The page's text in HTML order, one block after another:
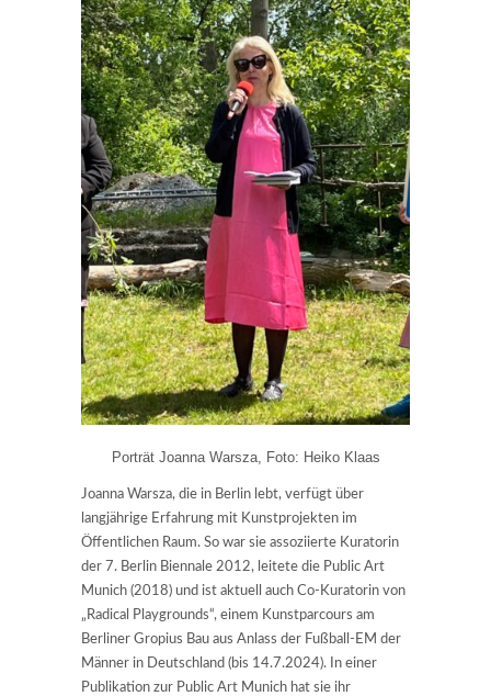
Porträt Joanna Warsza, Foto: Heiko Klaas
Joanna Warsza, die in Berlin lebt, verfügt über
langjährige Erfahrung mit Kunstprojekten im
Öffentlichen Raum. So war sie assoziierte Kuratorin
der 7. Berlin Biennale 2012, leitete die Public Art
Munich (2018) und ist aktuell auch Co-Kuratorin von
„Radical Playgrounds“, einem Kunstparcours am
Berliner Gropius Bau aus Anlass der Fußball-EM der
Männer in Deutschland (bis 14.7.2024). In einer
Publikation zur Public Art Munich hat sie ihr